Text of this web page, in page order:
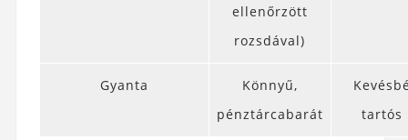
ellenőrzött
rozsdával)
Gyanta
Könnyű,
pénztárcabarát
tartós